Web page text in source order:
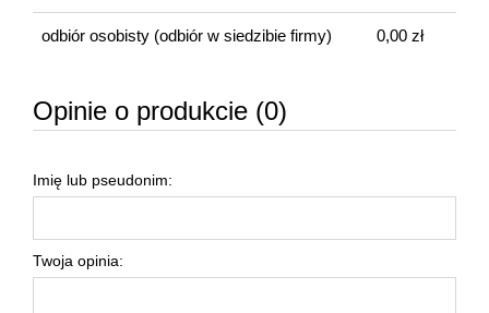
odbiór osobisty(odbiór w siedzibie firmy) 0,00 zł
Opinie o produkcie (0)
Imię lub pseudonim:
Twoja opinia: